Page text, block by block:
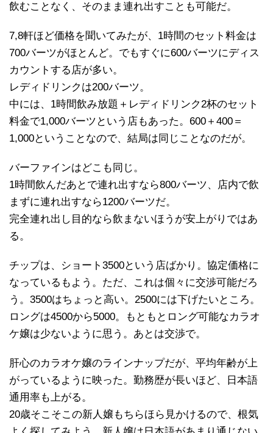
飲むことなく、そのまま連れ出すことも可能だ。
7,8軒ほど価格を聞いてみたが、1時間のセット料金は
700バーツがほとんど。でもすぐに600バーツにディス
カウントする店が多い。
レディドリンクは200バーツ。
中には、1時間飲み放題＋レディドリンク2杯のセット
料金で1,000バーツという店もあった。600＋400＝
1,000ということなので、結局は同じことなのだが。
バーファインはどこも同じ。
1時間飲んだあとで連れ出すなら800バーツ、店内で飲
まずに連れ出すなら1200バーツだ。
完全連れ出し目的なら飲まないほうが安上がりではあ
る。
チップは、ショート3500という店ばかり。協定価格に
なっているもよう。ただ、これは個々に交渉可能だろ
う。3500はちょっと高い。2500には下げたいところ。
ロングは4500から5000。もともとロング可能なカラオ
ケ嬢は少ないように思う。あとは交渉で。
肝心のカラオケ嬢のラインナップだが、平均年齢が上
がっているように映った。勤務歴が長いほど、日本語
通用率も上がる。
20歳そこそこの新人嬢もちらほら見かけるので、根気